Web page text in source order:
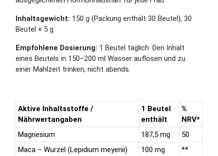
Inhaltsgewicht: 150 g (Packung enthält 30 Beutel); 30
Beutel × 5 g
Empfohlene Dosierung: 1 Beutel täglich. Den Inhalt
eines Beutels in 150–200 ml Wasser auflösen und zu
einer Mahlzeit trinken, nicht abends.
Aktive Inhaltsstoffe /
Nährwertangaben
1 Beutel
enthält
%
NRV*
Magnesium
187,5 mg
50
Maca – Wurzel (Lepidium meyenii)
100 mg
**